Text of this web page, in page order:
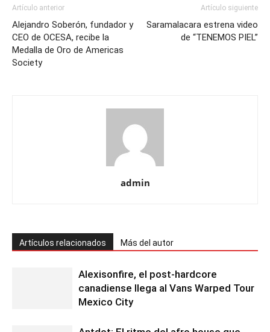
Artículo anterior
Alejandro Soberón, fundador y
CEO de OCESA, recibe la
Medalla de Oro de Americas
Society
Artículo siguiente
Saramalacara estrena video
de “TENEMOS PIEL”
admin
Artículos relacionados Más del autor
Alexisonfire, el post-hardcore
canadiense llega al Vans Warped Tour
Mexico City